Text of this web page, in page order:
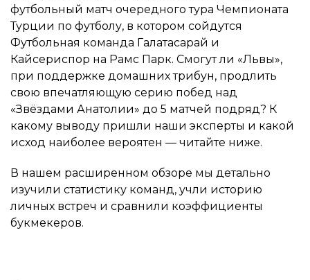
футбольный матч очередного тура Чемпионата
Турции по футболу, в котором сойдутся
Футбольная команда Галатасарай и
Кайсериспор на Рамс Парк. Смогут ли «Львы»,
при поддержке домашних трибун, продлить
свою впечатляющую серию побед над
«Звёздами Анатолии» до 5 матчей подряд? К
какому выводу пришли наши эксперты и какой
исход наиболее вероятен — читайте ниже.
В нашем расширенном обзоре мы детально
изучили статистику команд, учли историю
личных встреч и сравнили коэффициенты
букмекеров.